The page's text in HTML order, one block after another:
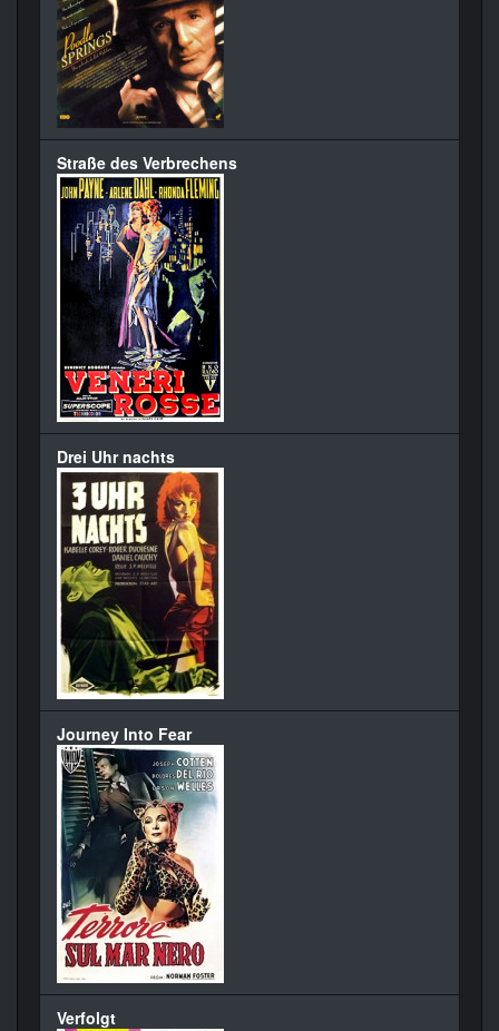
Straße des Verbrechens
Drei Uhr nachts
Journey Into Fear
Verfolgt